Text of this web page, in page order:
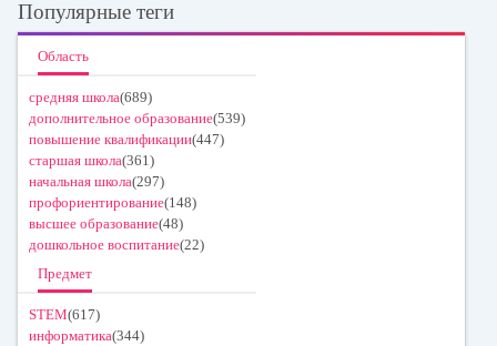
Популярные теги
Область
средняя школа(689)
дополнительное образование(539)
повышение квалификации(447)
старшая школа(361)
начальная школа(297)
профориентирование(148)
высшее образование(48)
дошкольное воспитание(22)
Предмет
STEM(617)
информатика(344)